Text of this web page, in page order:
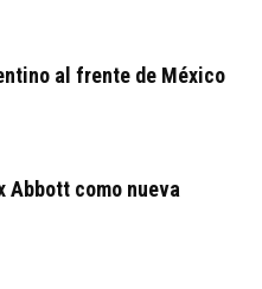
al frente de México
Abbott como nueva